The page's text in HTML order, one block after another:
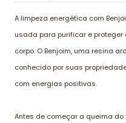
A limpeza energética com
usada para purificar e
corpo. O Benjoim, uma resina
conhecido por suas
com energias positivas.
Antes de começar a queima